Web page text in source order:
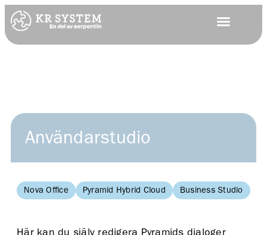
Användarstudio
Nova Office Pyramid Hybrid Cloud Business Studio
Här kan du själv redigera Pyramids dialoger